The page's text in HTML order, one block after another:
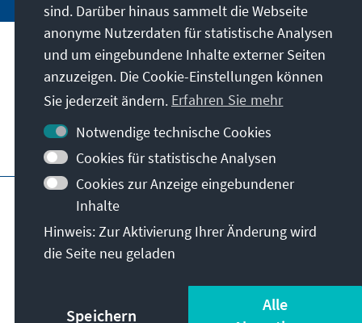
Unser Auftrag
Kontakt
Weitere Angebote der Stiftung
Impressum
Datenschutz
Nutzungsbedingungen
Erklärung zur Barrierefreiheit
Barriere melden
Sitemap
© Konrad-Adenauer-Stiftung e.V. 2026
sind. Darüber hinaus sammelt die Webseite
anonyme Nutzerdaten für statistische Analysen
und um eingebundene Inhalte externer Seiten
anzuzeigen. Die Cookie-Einstellungen können
Sie jederzeit ändern. Erfahren Sie mehr
Notwendige technische Cookies
Cookies für statistische Analysen
Cookies zur Anzeige eingebundener
Inhalte
Hinweis: Zur Aktivierung Ihrer Änderung wird
die Seite neu geladen
Speichern
Alle